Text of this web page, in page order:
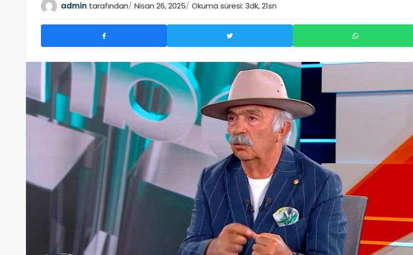
admin tarafından Nisan 26, 2025 Okuma süresi: 3dk, 21sn